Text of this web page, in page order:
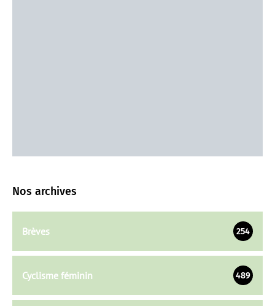
Nos archives
Brèves 254
Cyclisme féminin 489